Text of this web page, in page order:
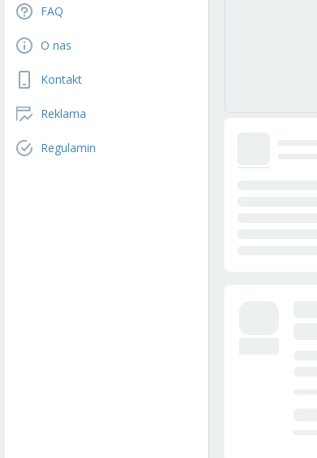
FAQ
O nas
Kontakt
Reklama
Regulamin